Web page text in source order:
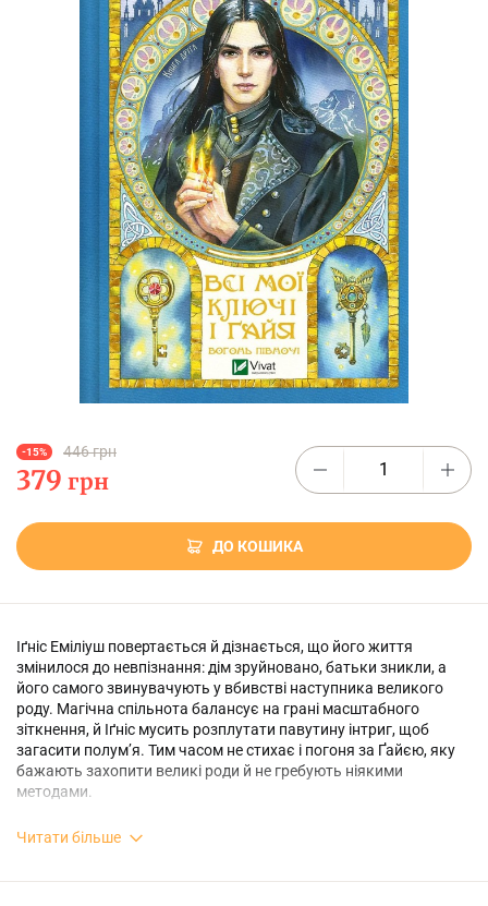
-15% 446 грн
379 грн
ДО КОШИКА
Іґніс Еміліуш повертається й дізнається, що його життя
змінилося до невпізнання: дім зруйновано, батьки зникли, а
його самого звинувачують у вбивстві наступника великого
роду. Магічна спільнота балансує на грані масштабного
зіткнення, й Іґніс мусить розплутати павутину інтриг, щоб
загасити полум’я. Тим часом не стихає і погоня за Ґайєю, яку
бажають захопити великі роди й не гребують ніякими
методами.
Ключі ламаються, Двері відчиняються, а Іґнісові слід вирішити,
Читати більше